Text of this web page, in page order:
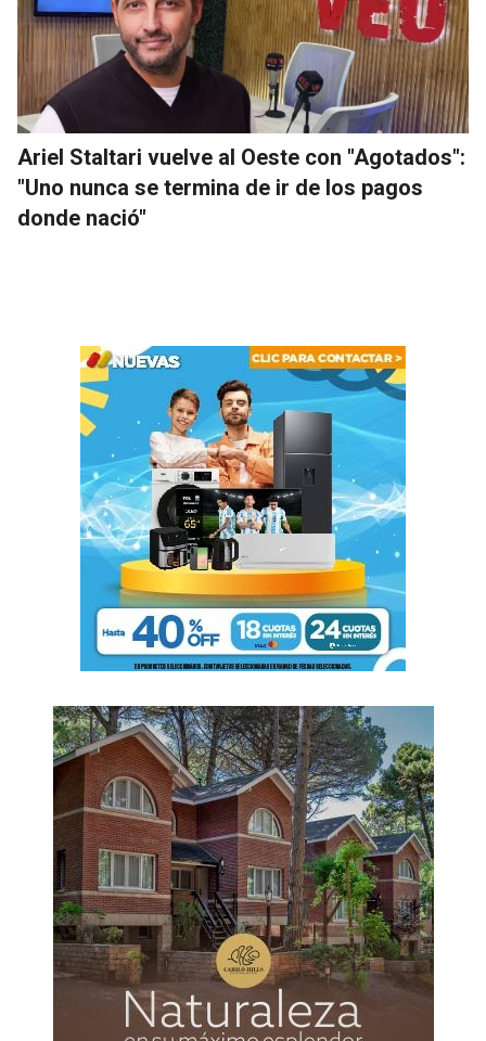
Ariel Staltari vuelve al Oeste con "Agotados":
"Uno nunca se termina de ir de los pagos
donde nació"